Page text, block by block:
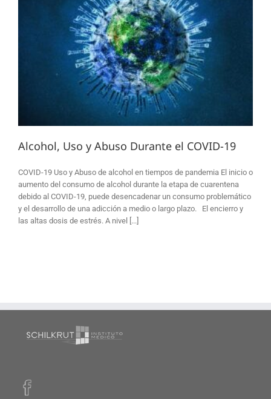
Alcohol, Uso y Abuso Durante el COVID-19
COVID-19 Uso y Abuso de alcohol en tiempos de pandemia El inicio o
aumento del consumo de alcohol durante la etapa de cuarentena
debido al COVID-19, puede desencadenar un consumo problemático
y el desarrollo de una adicción a medio o largo plazo. El encierro y
las altas dosis de estrés. A nivel [...]